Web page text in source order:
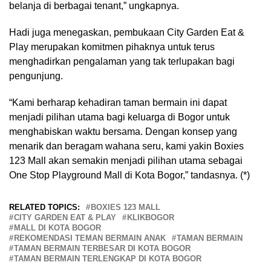
belanja di berbagai tenant,” ungkapnya.
Hadi juga menegaskan, pembukaan City Garden Eat &
Play merupakan komitmen pihaknya untuk terus
menghadirkan pengalaman yang tak terlupakan bagi
pengunjung.
“Kami berharap kehadiran taman bermain ini dapat
menjadi pilihan utama bagi keluarga di Bogor untuk
menghabiskan waktu bersama. Dengan konsep yang
menarik dan beragam wahana seru, kami yakin Boxies
123 Mall akan semakin menjadi pilihan utama sebagai
One Stop Playground Mall di Kota Bogor,” tandasnya. (*)
RELATED TOPICS:
BOXIES 123 MALL
CITY GARDEN EAT & PLAY
KLIKBOGOR
MALL DI KOTA BOGOR
REKOMENDASI TEMAN BERMAIN ANAK
TAMAN BERMAIN
TAMAN BERMAIN TERBESAR DI KOTA BOGOR
TAMAN BERMAIN TERLENGKAP DI KOTA BOGOR